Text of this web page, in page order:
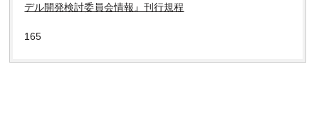
デル開発検討委員会情報』刊行規程
165